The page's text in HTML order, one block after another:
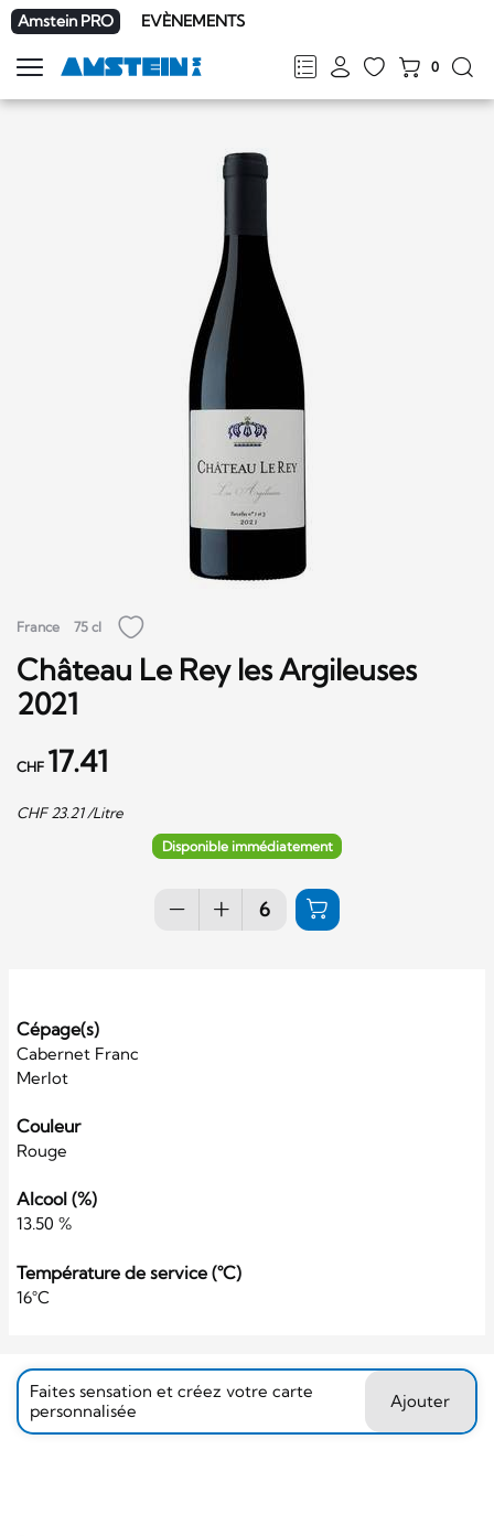
Amstein PRO EVÈNEMENTS
FRDEENIT
0
Afficher
la
France 75 cl
Château Le Rey les Argileuses
2021
CHF 17.41
CHF 23.21/Litre
Disponible immédiatement
Cépage(s)
Cabernet Franc
Merlot
Couleur
Rouge
Alcool (%)
13.50 %
Température de service (°C)
16°C
Faites sensation et créez votre carte
personnalisée
Ajouter